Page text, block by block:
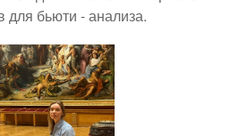
для бьюти - анализа.